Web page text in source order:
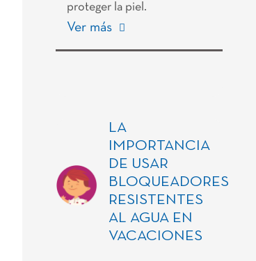
proteger la piel.
Ver más
LA
IMPORTANCIA
DE USAR
BLOQUEADORES
RESISTENTES
AL AGUA EN
VACACIONES